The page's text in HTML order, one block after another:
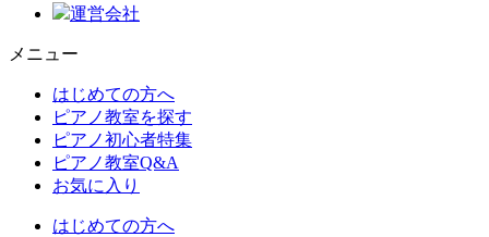
運営会社
メニュー
はじめての方へ
ピアノ教室を探す
ピアノ初心者特集
ピアノ教室Q&A
お気に入り
はじめての方へ